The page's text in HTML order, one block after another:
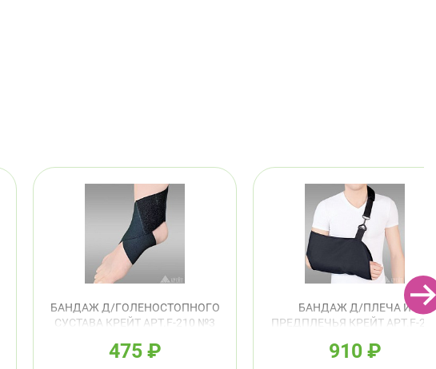
БАНДАЖ Д/ГОЛЕНОСТОПНОГО
СУСТАВА КРЕЙТ АРТ.F-210 №3
475 ₽
БАНДАЖ Д/ПЛЕЧА И
ПРЕДПЛЕЧЬЯ КРЕЙТ АРТ.F-
910 ₽